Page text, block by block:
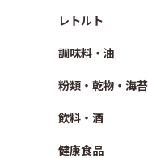
レトルト
調味料・油
粉類・乾物・海
飲料・酒
健康食品